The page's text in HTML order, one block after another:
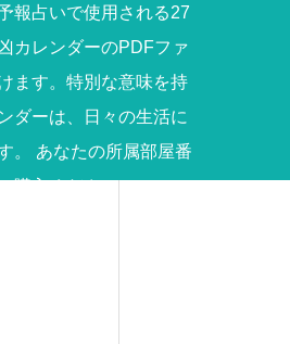
報占いで使用される27
カレンダーのPDFファ
ます。特別な意味を持
ダーは、日々の生活に
。 あなたの所属部屋番
購入ください。